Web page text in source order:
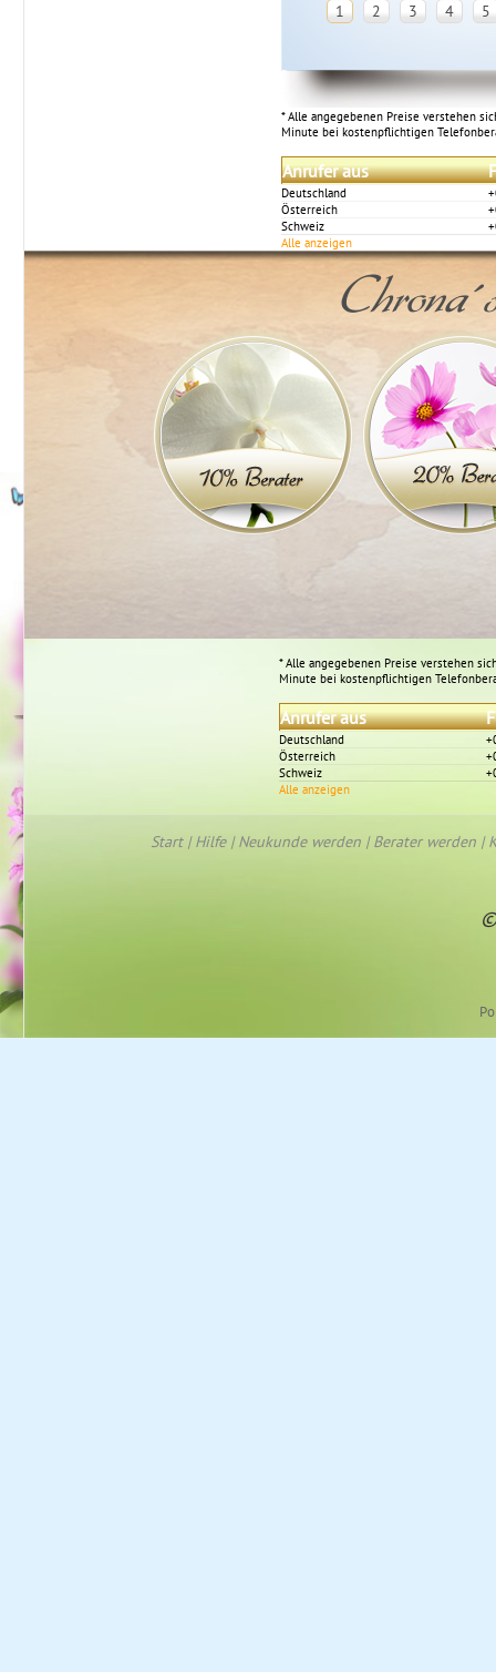
1 2 3 4 5
* Alle angegebenen Preise verstehen
Minute bei kostenpflichtigen
Anrufer aus
Deutschland
Österreich
Schweiz
Alle anzeigen
* Alle angegebenen Preise verstehen
Minute bei kostenpflichtigen
Anrufer aus
Deutschland
Österreich
Schweiz
Alle anzeigen
Start|Hilfe|Neukunde werden |Berater werden |